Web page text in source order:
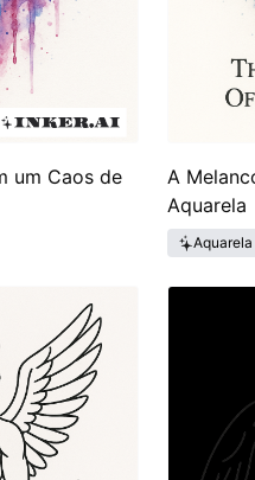
um Caos de
A
Aquarela
Aquarela